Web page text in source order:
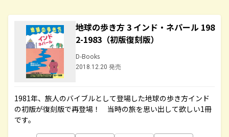
地球の歩き方 3 インド・ネパール 198
2-1983（初版復刻版）
D-Books
2018.12.20 発売
1981年、旅人のバイブルとして登場した地球の歩き方インド
の初版が復刻版で再登場！ 当時の旅を思い出して欲しい1冊
です。